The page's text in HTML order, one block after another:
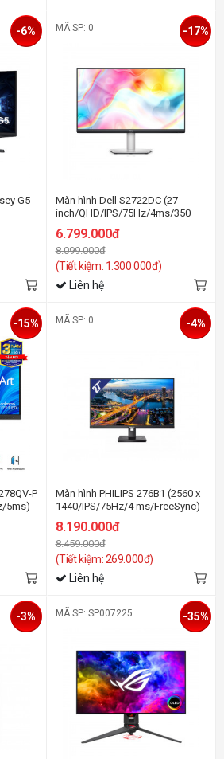
G5
Cong)
-6% MÃ SP: 0
Màn hình Dell S2722DC (27
inch/QHD/IPS/75Hz/4ms/350
nits/HDMI+DP+USBC+USB+Audio/
6.799.000đ
8.099.000đ
(Tiết kiệm: 1.300.000đ)
-17%
Liên hệ
P
5ms)
-15% MÃ SP: 0
Màn hình PHILIPS 276B1 (2560 x
1440/IPS/75Hz/4 ms/FreeSync)
8.190.000đ
8.459.000đ
(Tiết kiệm: 269.000đ)
-4%
Liên hệ
-3% MÃ SP: SP007225 -35%